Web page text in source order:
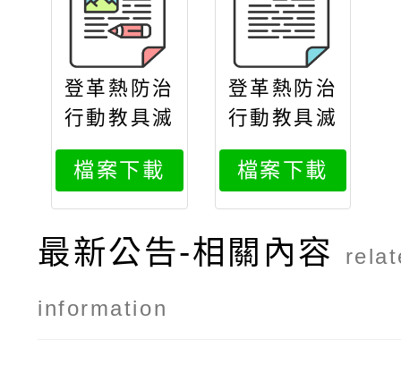
登革熱防治
行動教具滅
飛特攻隊借
用申請辦法
檔案下載
登革熱防治
行動教具滅
飛特攻隊借
用申請辦法
檔案下載
最新公告-相關內容
information